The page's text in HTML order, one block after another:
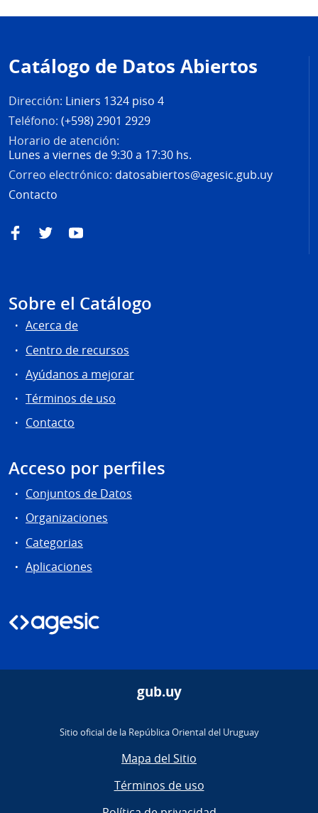
de
página
Catálogo de Datos Abiertos
Dirección: Liniers 1324 piso 4
Teléfono: (+598) 2901 2929
Horario de atención:
Lunes a viernes de 9:30 a 17:30 hs.
Correo electrónico: datosabiertos@agesic.gub.uy
Contacto
FacebookTwitterYouTube
Sobre el Catálogo
Acerca de
Centro de recursos
Ayúdanos a mejorar
Términos de uso
Contacto
Acceso por perfiles
Conjuntos de Datos
Organizaciones
Categorias
Aplicaciones
gub.uy
Sitio oficial de la República Oriental del Uruguay
Mapa del Sitio
Términos de uso